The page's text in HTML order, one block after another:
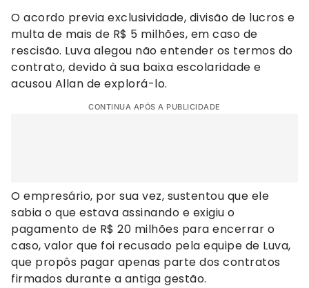
O acordo previa exclusividade, divisão de lucros e
multa de mais de R$ 5 milhões, em caso de
rescisão. Luva alegou não entender os termos do
contrato, devido à sua baixa escolaridade e
acusou Allan de explorá-lo.
CONTINUA APÓS A PUBLICIDADE
O empresário, por sua vez, sustentou que ele
sabia o que estava assinando e exigiu o
pagamento de R$ 20 milhões para encerrar o
caso, valor que foi recusado pela equipe de Luva,
que propôs pagar apenas parte dos contratos
firmados durante a antiga gestão.